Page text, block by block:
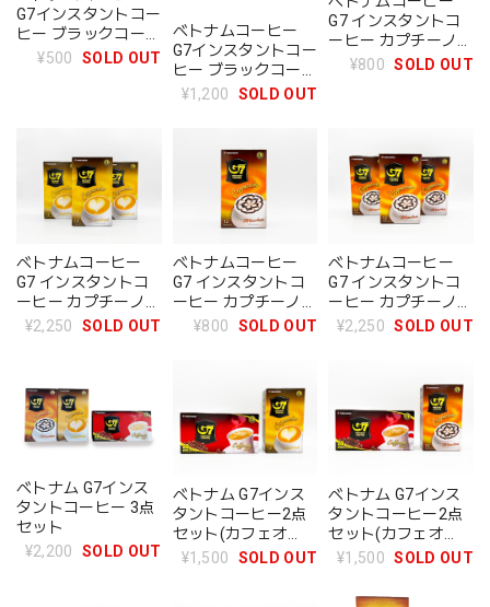
G7インスタントコー
ヒー ブラックコーヒ
ー 1箱
¥500 SOLD OUT
ベトナムコーヒー
G7インスタントコー
ヒー ブラックコーヒ
ー 3箱セット
¥1,200 SOLD OUT
G7 インスタントコ
ーヒー カプチーノ／
ヘーゼルナッツ (1箱
¥800 SOLD OUT
ベトナムコーヒー
G7 インスタントコ
ーヒー カプチーノ／
ヘーゼルナッツ 3箱
¥2,250 SOLD OUT
ベトナムコーヒー
G7 インスタントコ
ーヒー カプチーノ/
モカ (1箱12スティ
¥800 SOLD OUT
ベトナムコーヒー
G7 インスタントコ
ーヒー カプチーノ/
モカ 3箱セット
¥2,250 SOLD OUT
ベトナム G7インス
タントコーヒー 3点
セット
¥2,200
SOLD OUT
ベトナム G7インス
タントコーヒー2点
セット(カフェオ
レ、ヘーゼルナッ
¥1,500 SOLD OUT
ベトナム G7インス
タントコーヒー2点
セット(カフェオ
レ、モカ)
¥1,500 SOLD OUT